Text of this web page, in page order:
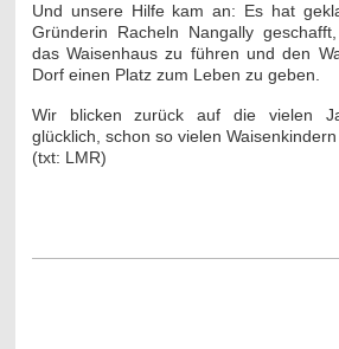
Und unsere Hilfe kam an: Es hat
Gründerin Racheln Nangally
das Waisenhaus zu führen und den
Dorf einen Platz zum Leben zu geben.
Wir blicken zurück auf die vielen
glücklich, schon so vielen
(txt: LMR)